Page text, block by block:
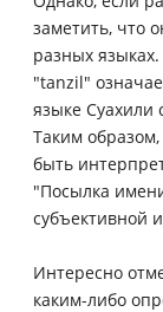
заметить, что
разных
"tanzil"
языке Суахили
Таким
быть
"Посылка
субъективной
Интересно
каким-либо